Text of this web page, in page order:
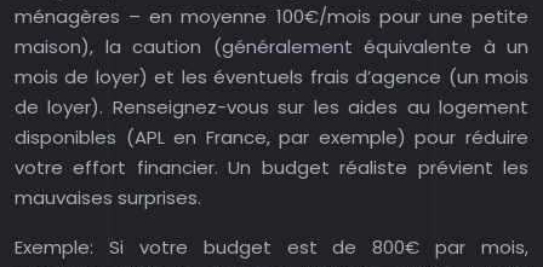
ménagères – en moyenne 100€/mois pour une petite
maison), la caution (généralement équivalente à un
mois de loyer) et les éventuels frais d’agence (un mois
de loyer). Renseignez-vous sur les aides au logement
disponibles (APL en France, par exemple) pour réduire
votre effort financier. Un budget réaliste prévient les
mauvaises surprises.
Exemple: Si votre budget est de 800€ par mois,